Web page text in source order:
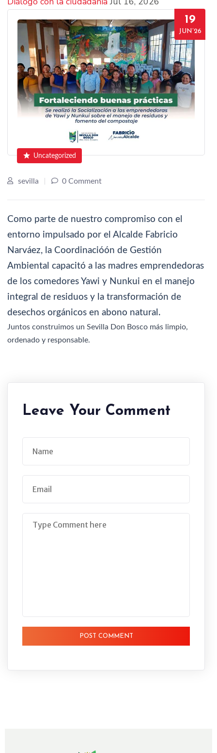
19
JUN’26
Uncategorized
sevilla 0 Comment
Como parte de nuestro compromiso con el
entorno impulsado por el Alcalde Fabricio
Narváez, la Coordinacióón de Gestión
Ambiental capacitó a las madres emprendedoras
de los comedores Yawi y Nunkui en el manejo
integral de residuos y la transformación de
desechos orgánicos en abono natural.
Juntos construimos un Sevilla Don Bosco más limpio,
ordenado y responsable.
Leave Your Comment
POST COMMENT